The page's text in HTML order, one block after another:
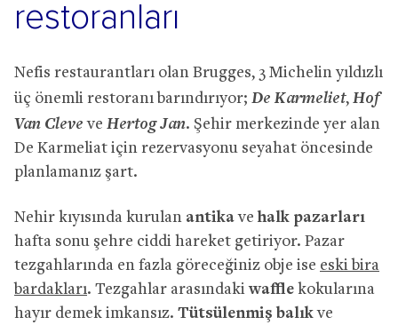
restoranları
Nefis restaurantları olan Brugges, 3 Michelin yıldızlı
üç önemli restoranı barındırıyor; De Karmeliet, Hof
Van Cleve ve Hertog Jan. Şehir merkezinde yer alan
De Karmeliat için rezervasyonu seyahat öncesinde
planlamanız şart.
Nehir kıyısında kurulan antikave halk pazarları
hafta sonu şehre ciddi hareket getiriyor. Pazar
tezgahlarında en fazla göreceğiniz obje ise eski bira
bardakları. Tezgahlar arasındakiwaffle kokularına
hayır demek imkansız. Tütsülenmiş balıkve